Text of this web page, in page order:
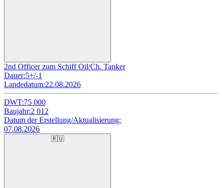
2nd Officer zum Schiff Oil/Ch. Tanker
Dauer:5+/-1
Landedatum:22.08.2026
DWT:75 000
Baujahr:2 012
Datum der Erstellung/Aktualisierung:
07.08.2026
🇷🇺